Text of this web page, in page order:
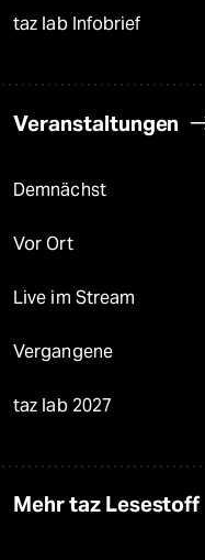
taz lab Infobrief
Veranstaltungen
Demnächst
Vor Ort
Live im Stream
Vergangene
taz lab 2027
Mehr taz Lesestoff